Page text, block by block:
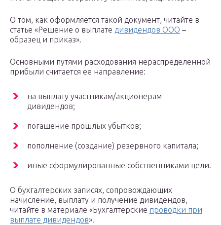
О том, как оформляется такой документ, читайте в
статье «Решение о выплате дивидендов ООО –
образец и приказ».
Основными путями расходования нераспределенной
прибыли считается ее направление:
на выплату участникам/акционерам
дивидендов;
погашение прошлых убытков;
пополнение (создание) резервного капитала;
иные сформулированные собственниками цели.
О бухгалтерских записях, сопровождающих
начисление, выплату и получение дивидендов,
читайте в материале «Бухгалтерские проводки при
выплате дивидендов».